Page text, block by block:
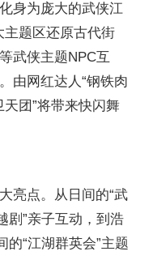
身为庞大的武侠江
主题区还原古代街
武侠主题NPC互
由网红达人“钢铁肉
天团”将带来快闪舞
亮点。从日间的“武
剧”亲子互动，到浩
的“江湖群英会”主题